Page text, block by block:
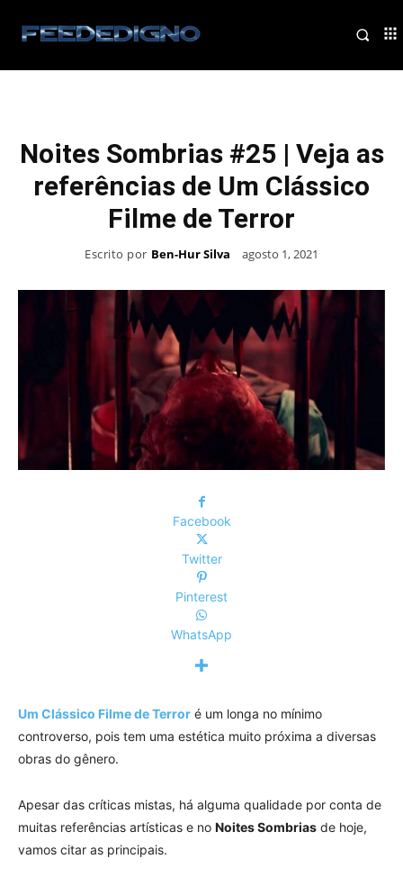
Noites Sombrias #25 | Veja as
referências de Um Clássico
Filme de Terror
Escrito por Ben-Hur Silva agosto 1, 2021
Facebook
Twitter
Pinterest
WhatsApp
Um Clássico Filme de Terror é um longa no mínimo
controverso, pois tem uma estética muito próxima a diversas
obras do gênero.
Apesar das críticas mistas, há alguma qualidade por conta de
muitas referências artísticas e no Noites Sombrias de hoje,
vamos citar as principais.